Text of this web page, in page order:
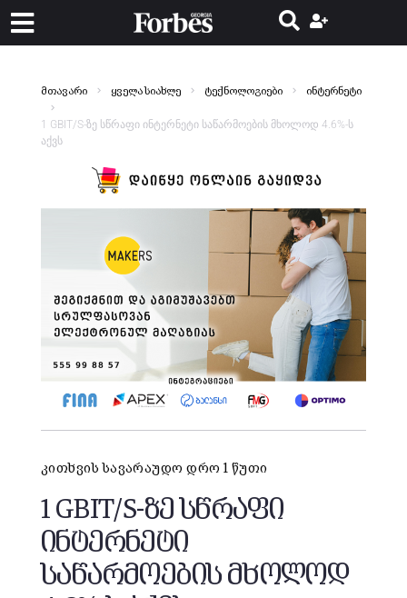
მთავარი ყველა სიახლე ტექნოლოგიები ინტერნეტი
1 GBIT/S-ზე სწრაფი ინტერნეტი საწარმოების მხოლოდ 4.6%-ს
აქვს
კითხვის სავარაუდო დრო 1 წუთი
1 GBIT/S-ზე სწრაფი
ინტერნეტი
საწარმოების მხოლოდ